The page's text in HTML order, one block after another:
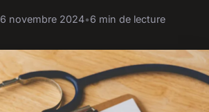
6 novembre 2024•6 min de lecture